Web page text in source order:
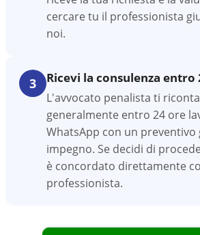
cercare tu il professionista
noi.
3 Ricevi la consulenza entro
L'avvocato penalista ti
generalmente entro 24 ore
WhatsApp con un preventivo
impegno. Se decidi di
è concordato direttamente
professionista.